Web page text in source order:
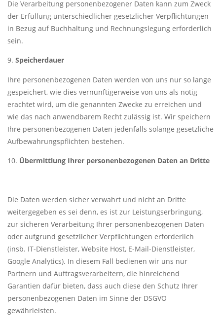
Die Verarbeitung personenbezogener Daten kann zum Zweck
der Erfüllung unterschiedlicher gesetzlicher Verpflichtungen
in Bezug auf Buchhaltung und Rechnungslegung erforderlich
sein.
Speicherdauer
Ihre personenbezogenen Daten werden von uns nur so lange
gespeichert, wie dies vernünftigerweise von uns als nötig
erachtet wird, um die genannten Zwecke zu erreichen und
wie das nach anwendbarem Recht zulässig ist. Wir speichern
Ihre personenbezogenen Daten jedenfalls solange gesetzliche
Aufbewahrungspflichten bestehen.
Übermittlung Ihrer personenbezogenen Daten an Dritte
Die Daten werden sicher verwahrt und nicht an Dritte
weitergegeben es sei denn, es ist zur Leistungserbringung,
zur sicheren Verarbeitung Ihrer personenbezogenen Daten
oder aufgrund gesetzlicher Verpflichtungen erforderlich
(insb. IT-Dienstleister, Website Host, E-Mail-Dienstleister,
Google Analytics). In diesem Fall bedienen wir uns nur
Partnern und Auftragsverarbeitern, die hinreichend
Garantien dafür bieten, dass auch diese den Schutz Ihrer
personenbezogenen Daten im Sinne der DSGVO
gewährleisten.